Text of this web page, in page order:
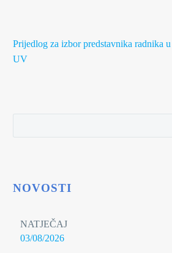
Prijedlog za izbor predstavnika radnika
UV
NOVOSTI
NATJEČAJ
03/08/2026